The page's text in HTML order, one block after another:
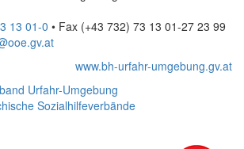
13 01-0 • Fax (+43 732) 73 13 01-27 23 99
www.bh-urfahr-umgebung.gv.at
Urfahr-Umgebung
Sozialhilfeverbände